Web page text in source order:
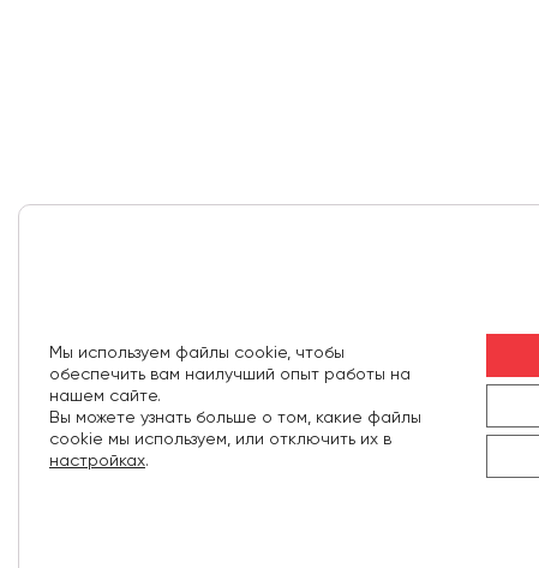
Мы используем файлы cookie, чтобы
обеспечить вам наилучший опыт работы на
нашем сайте.
Вы можете узнать больше о том, какие файлы
cookie мы используем, или отключить их в
настройках.